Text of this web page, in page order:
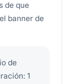
de que
banner de
de
1